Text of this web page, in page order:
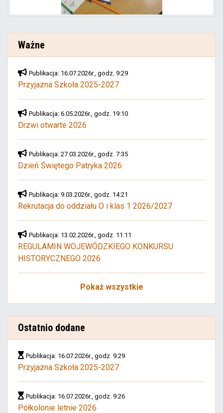
Ważne
Publikacja: 16.07.2026r., godz. 9:29
Przyjazna Szkoła 2025-2027
Publikacja: 6.05.2026r., godz. 19:10
Drzwi otwarte 2026
Publikacja: 27.03.2026r., godz. 7:35
Dzień Świętego Patryka 2026
Publikacja: 9.03.2026r., godz. 14:21
Rekrutacja do oddziału O i klas 1 2026/2027
Publikacja: 13.02.2026r., godz. 11:11
REGULAMIN WOJEWÓDZKIEGO KONKURSU
HISTORYCZNEGO 2026
Pokaż wszystkie
Ostatnio dodane
Publikacja: 16.07.2026r., godz. 9:29
Przyjazna Szkoła 2025-2027
Publikacja: 16.07.2026r., godz. 9:26
Półkolonie letnie 2026